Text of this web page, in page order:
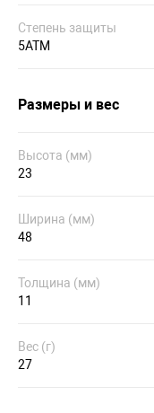
Степень защиты
5ATM
Размеры и вес
Высота (мм)
23
Ширина (мм)
48
Толщина (мм)
11
Вес (г)
27